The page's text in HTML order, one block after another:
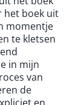
het boek uit
momentje
te kletsen
in mijn
van
de